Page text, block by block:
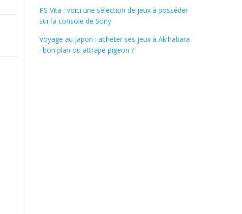
PS Vita : voici une sélection de jeux à posséder
sur la console de Sony
Voyage au Japon : acheter ses jeux à Akihabara
: bon plan ou attrape pigeon ?